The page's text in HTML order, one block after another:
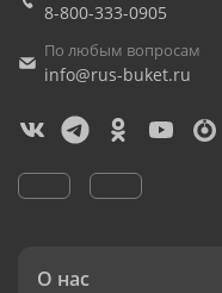
8-800-333-0905
По любым вопросам
info@rus-buket.ru
О нас